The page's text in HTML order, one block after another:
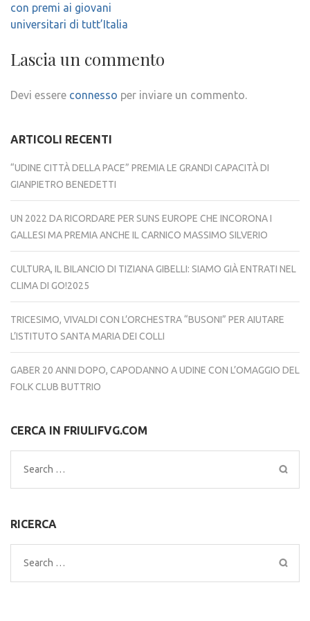
articoli
con premi ai giovani
universitari di tutt’Italia
Lascia un commento
Devi essere connesso per inviare un commento.
ARTICOLI RECENTI
“UDINE CITTÀ DELLA PACE” PREMIA LE GRANDI CAPACITÀ DI
GIANPIETRO BENEDETTI
UN 2022 DA RICORDARE PER SUNS EUROPE CHE INCORONA I
GALLESI MA PREMIA ANCHE IL CARNICO MASSIMO SILVERIO
CULTURA, IL BILANCIO DI TIZIANA GIBELLI: SIAMO GIÀ ENTRATI NEL
CLIMA DI GO!2025
TRICESIMO, VIVALDI CON L’ORCHESTRA “BUSONI” PER AIUTARE
L’ISTITUTO SANTA MARIA DEI COLLI
GABER 20 ANNI DOPO, CAPODANNO A UDINE CON L’OMAGGIO DEL
FOLK CLUB BUTTRIO
CERCA IN FRIULIFVG.COM
Search
for:
RICERCA
Search
for: